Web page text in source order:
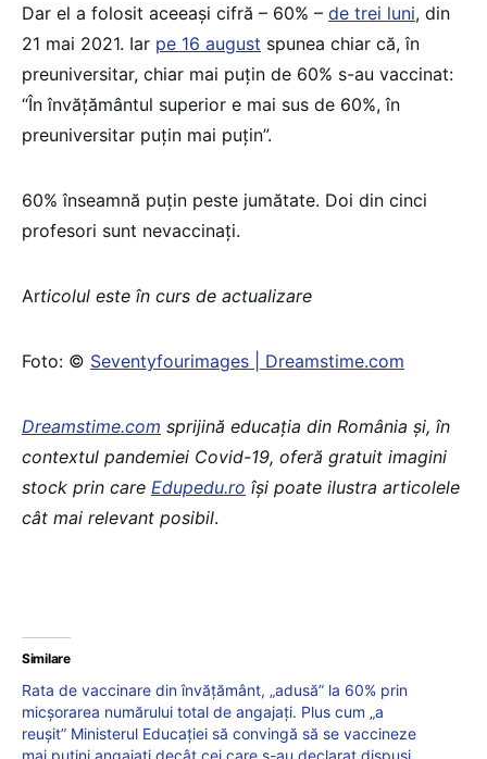
Dar el a folosit aceeași cifră – 60% – de trei luni, din
21 mai 2021. Iar pe 16 august spunea chiar că, în
preuniversitar, chiar mai puțin de 60% s-au vaccinat:
“În învățământul superior e mai sus de 60%, în
preuniversitar puțin mai puțin”.
60% înseamnă puțin peste jumătate. Doi din cinci
profesori sunt nevaccinați.
Articolul este în curs de actualizare
Foto: © Seventyfourimages | Dreamstime.com
Dreamstime.com sprijină educaţia din România şi, în
contextul pandemiei Covid-19, oferă gratuit imagini
stock prin care Edupedu.ro îşi poate ilustra articolele
cât mai relevant posibil.
Similare
Rata de vaccinare din învățământ, „adusă” la 60% prin
micșorarea numărului total de angajați. Plus cum „a
reușit” Ministerul Educației să convingă să se vaccineze
mai puțini angajați decât cei care s-au declarat dispuși